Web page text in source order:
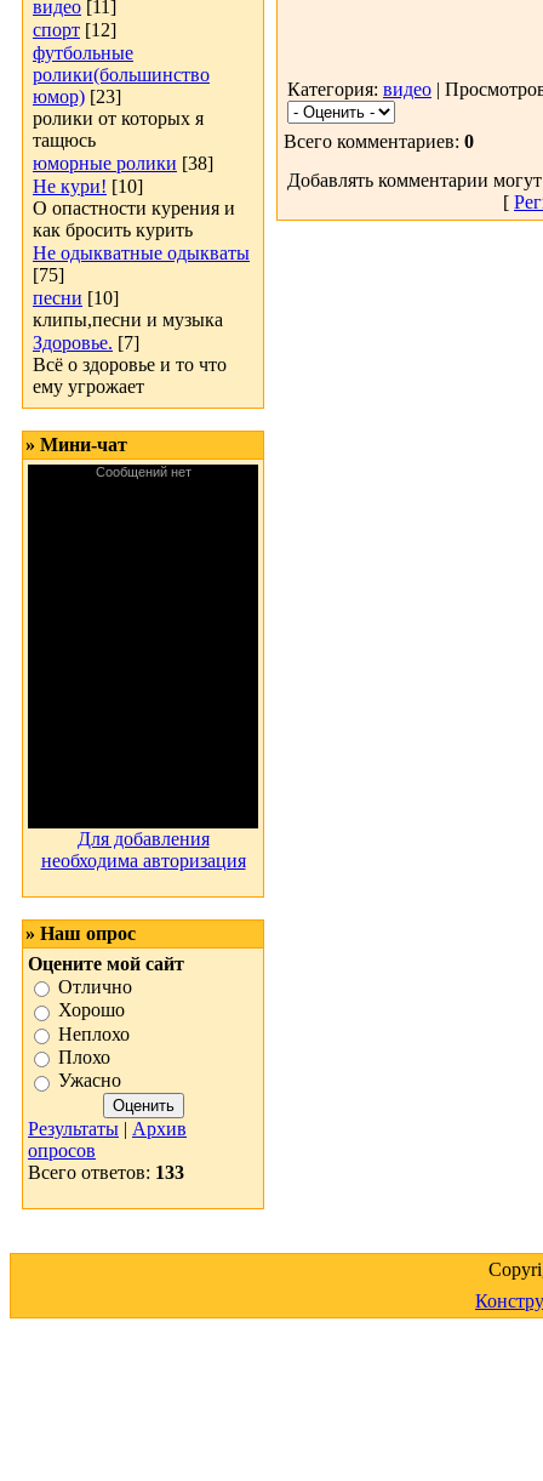
видео [11]
спорт [12]
футбольные
ролики(большинство
юмор) [23]
ролики от которых я
тащюсь
юморные ролики [38]
Не кури! [10]
О опастности курения и
как бросить курить
Не одыкватные одыкваты
[75]
песни [10]
клипы,песни и музыка
Здоровье. [7]
Всё о здоровье и то что
ему угрожает
» Мини-чат
Для добавления
необходима авторизация
» Наш опрос
Оцените мой сайт
Отлично
Хорошо
Неплохо
Плохо
Ужасно
Результаты | Архив
опросов
Всего ответов: 133
Категория: видео |
Всего комментариев: 0
Добавлять комментарии
[